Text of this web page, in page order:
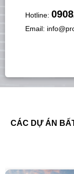
Hotline:
Email:
CÁC DỰ ÁN